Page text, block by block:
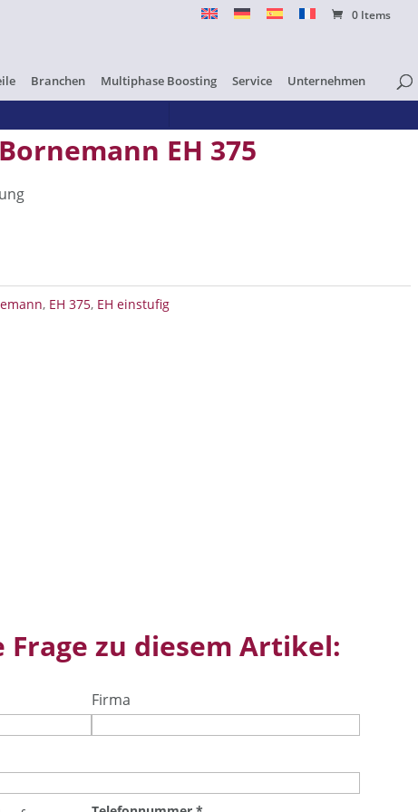
0 Items
Branchen Multiphase Boosting Service Unternehmen
EH 375
375 Menge
, EH 375, EH einstufig
Frage zu diesem Artikel:
Firma